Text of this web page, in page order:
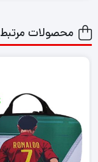
محصولات مرتبط